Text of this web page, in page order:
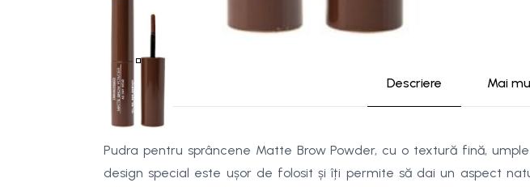
Descriere Mai
Pudra pentru sprâncene Matte Brow Powder, cu o textură fină,
design special este ușor de folosit și îți permite să dai un aspect